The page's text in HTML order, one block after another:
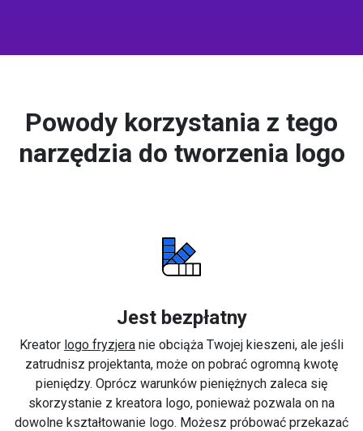
Powody korzystania z tego
narzędzia do tworzenia logo
Jest bezpłatny
Kreator logo fryzjera nie obciąża Twojej kieszeni, ale jeśli
zatrudnisz projektanta, może on pobrać ogromną kwotę
pieniędzy. Oprócz warunków pieniężnych zaleca się
skorzystanie z kreatora logo, ponieważ pozwala on na
dowolne kształtowanie logo. Możesz próbować przekazać